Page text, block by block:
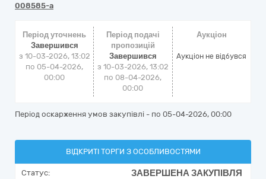
008585-a
Період уточнень
Завершився
з 10-03-2026, 13:02
по 05-04-2026,
00:00
Період подачі
пропозицій
Завершився
з 10-03-2026, 13:02
по 08-04-2026,
00:00
Аукціон
Аукціон не відбувся
Період оскарження умов закупівлі - по 05-04-2026, 00:00
ВІДКРИТІ ТОРГИ З ОСОБЛИВОСТЯМИ
Статус: ЗАВЕРШЕНА ЗАКУПІВЛЯ